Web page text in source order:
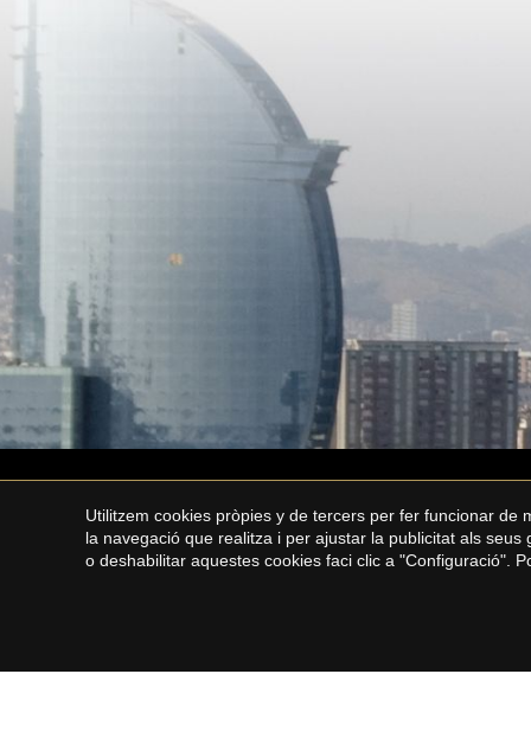
Utilitzem cookies pròpies y de tercers per fer funcionar
la navegació que realitza i per ajustar la publicitat als
o deshabilitar aquestes cookies faci clic a "Configuració".